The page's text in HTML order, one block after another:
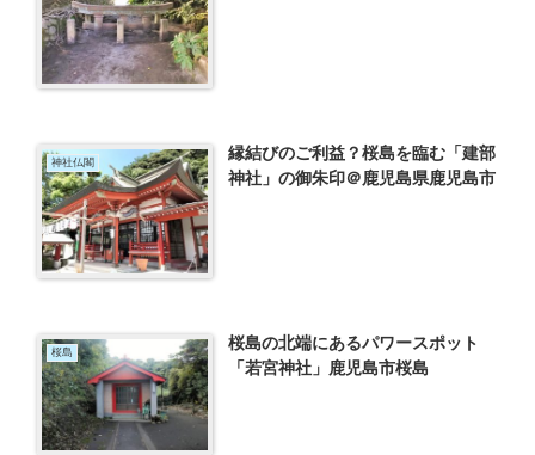
神社仏閣
縁結びのご利益？桜島を臨む「建部
神社」の御朱印＠鹿児島県鹿児島市
桜島
桜島の北端にあるパワースポット
「若宮神社」鹿児島市桜島